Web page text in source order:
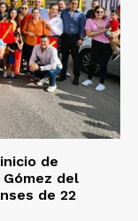
de
del
de 22